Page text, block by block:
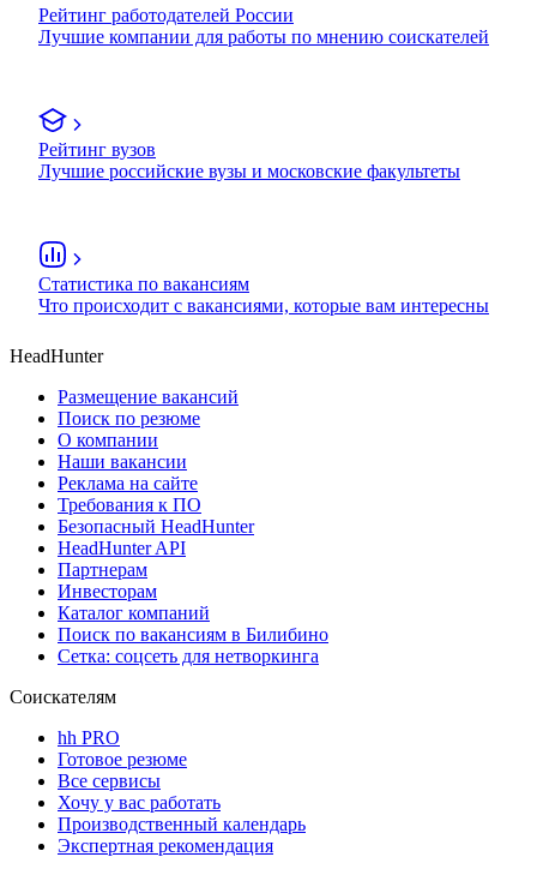
Рейтинг работодателей России
Лучшие компании для работы по мнению соискателей
Рейтинг вузов
Лучшие российские вузы и московские факультеты
Статистика по вакансиям
Что происходит с вакансиями, которые вам интересны
HeadHunter
Размещение вакансий
Поиск по резюме
О компании
Наши вакансии
Реклама на сайте
Требования к ПО
Безопасный HeadHunter
HeadHunter API
Партнерам
Инвесторам
Каталог компаний
Поиск по вакансиям в Билибино
Сетка: соцсеть для нетворкинга
Соискателям
hh PRO
Готовое резюме
Все сервисы
Хочу у вас работать
Производственный календарь
Экспертная рекомендация